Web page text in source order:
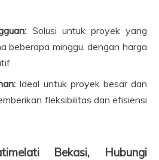
Solusi untuk proyek yang
beberapa minggu, dengan harga
Ideal untuk proyek besar dan
fleksibilitas dan efisiensi
Bekasi, Hubungi